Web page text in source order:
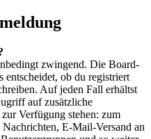
zwingend. Die Board-
entscheidet, ob du registriert
Auf jeden Fall erhältst
auf zusätzliche
Verfügung stehen: zum
E-Mail-Versand an